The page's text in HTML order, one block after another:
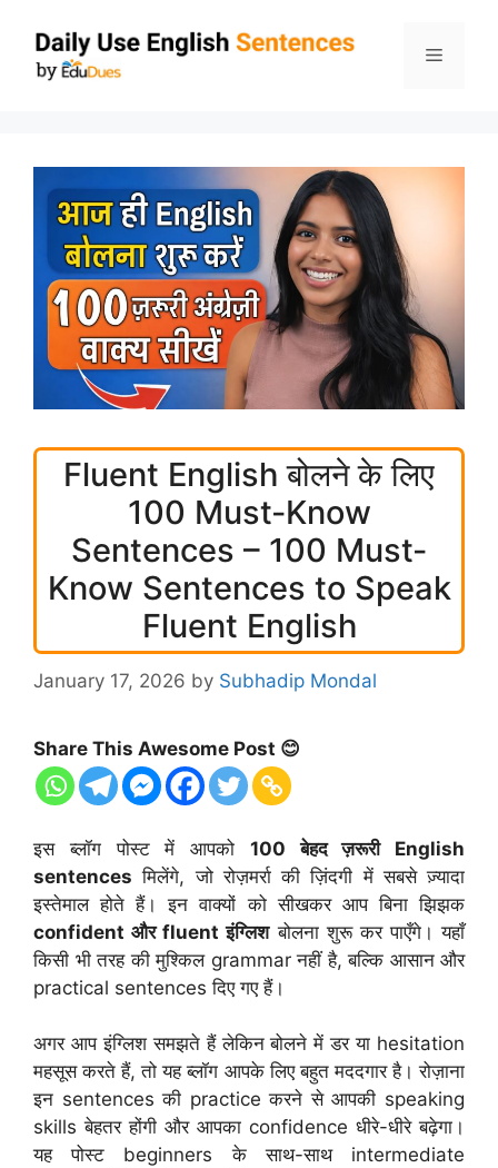
content
Menu
Fluent English बोलने के लिए
100 Must-Know
Sentences – 100 Must-
Know Sentences to Speak
Fluent English
January 17, 2026 by Subhadip Mondal
Share This Awesome Post 😊
इस ब्लॉग पोस्ट में आपको 100 बेहद ज़रूरी English
sentences मिलेंगे, जो रोज़मर्रा की ज़िंदगी में सबसे ज़्यादा
इस्तेमाल होते हैं। इन वाक्यों को सीखकर आप बिना झिझक
confident और fluent इंग्लिशबोलना शुरू कर पाएँगे। यहाँ
किसी भी तरह की मुश्किल grammar नहीं है, बल्कि आसान और
practical sentences दिए गए हैं।
अगर आप इंग्लिश समझते हैं लेकिन बोलने में डर या hesitation
महसूस करते हैं, तो यह ब्लॉग आपके लिए बहुत मददगार है। रोज़ाना
इन sentences की practice करने से आपकी speaking
skills बेहतर होंगी और आपका confidence धीरे-धीरे बढ़ेगा।
यह पोस्ट beginners के साथ-साथ intermediate